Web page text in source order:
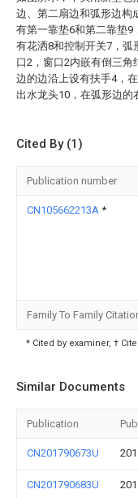
边、第二扇边和弧形边构
有第一靠垫6和第二靠垫9
有花洒8和控制开关7，弧
口2，窗口2内嵌有倒三
边的边沿上设有扶手4，
出水龙头10，在弧形边的
Cited By (1)
Publication number
CN105662213A *
Family To Family
* Cited by examiner, †
Similar Documents
Publication
CN201790673U
CN201790683U